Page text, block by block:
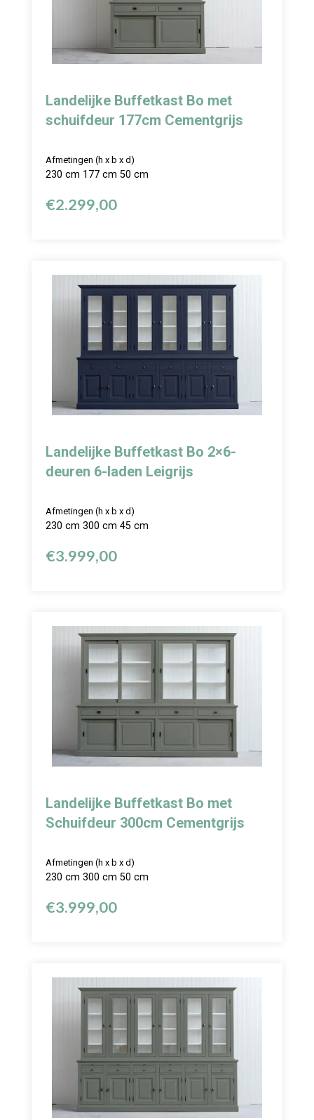
Landelijke Buffetkast Bo met
schuifdeur 177cm Cementgrijs
Afmetingen (h x b x d)
230 cm 177 cm 50 cm
€2.299,00
Landelijke Buffetkast Bo 2×6-
deuren 6-laden Leigrijs
Afmetingen (h x b x d)
230 cm 300 cm 45 cm
€3.999,00
Landelijke Buffetkast Bo met
Schuifdeur 300cm Cementgrijs
Afmetingen (h x b x d)
230 cm 300 cm 50 cm
€3.999,00